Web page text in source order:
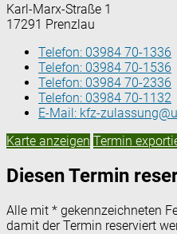
Karl-Marx-Straße 1
17291 Prenzlau
Telefon: 03984 70-1336
Telefon: 03984 70-1536
Telefon: 03984 70-2336
Telefon: 03984 70-1132
E-Mail: kfz-
Karte anzeigen Termin
Diesen Termin
Alle mit * gekennzeichneten
damit der Termin reserviert